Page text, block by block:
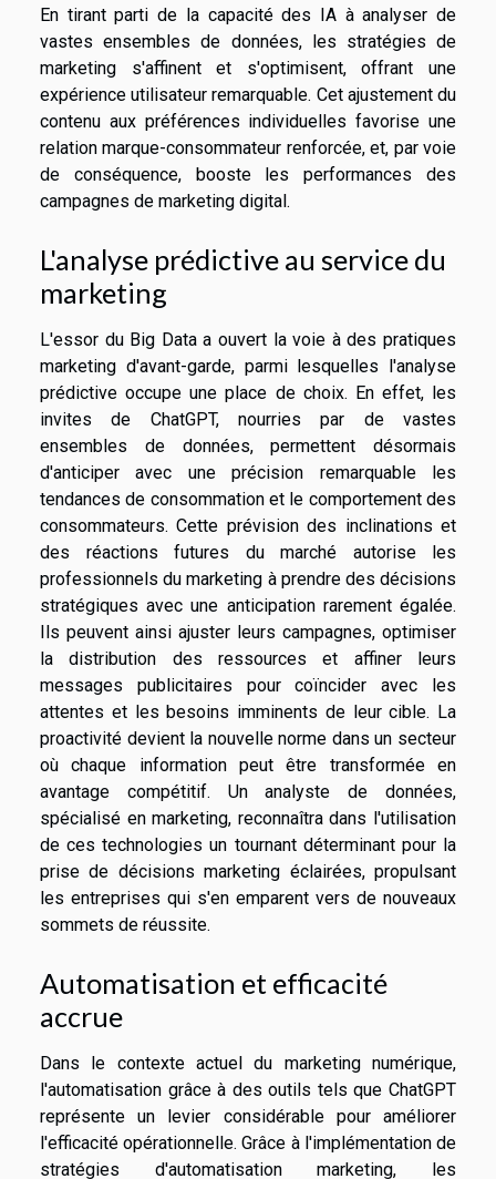
En tirant parti de la capacité des IA à analyser de
vastes ensembles de données, les stratégies de
marketing s'affinent et s'optimisent, offrant une
expérience utilisateur remarquable. Cet ajustement du
contenu aux préférences individuelles favorise une
relation marque-consommateur renforcée, et, par voie
de conséquence, booste les performances des
campagnes de marketing digital.
L'analyse prédictive au service du
marketing
L'essor du Big Data a ouvert la voie à des pratiques
marketing d'avant-garde, parmi lesquelles l'analyse
prédictive occupe une place de choix. En effet, les
invites de ChatGPT, nourries par de vastes
ensembles de données, permettent désormais
d'anticiper avec une précision remarquable les
tendances de consommation et le comportement des
consommateurs. Cette prévision des inclinations et
des réactions futures du marché autorise les
professionnels du marketing à prendre des décisions
stratégiques avec une anticipation rarement égalée.
Ils peuvent ainsi ajuster leurs campagnes, optimiser
la distribution des ressources et affiner leurs
messages publicitaires pour coïncider avec les
attentes et les besoins imminents de leur cible. La
proactivité devient la nouvelle norme dans un secteur
où chaque information peut être transformée en
avantage compétitif. Un analyste de données,
spécialisé en marketing, reconnaîtra dans l'utilisation
de ces technologies un tournant déterminant pour la
prise de décisions marketing éclairées, propulsant
les entreprises qui s'en emparent vers de nouveaux
sommets de réussite.
Automatisation et efficacité
accrue
Dans le contexte actuel du marketing numérique,
l'automatisation grâce à des outils tels que ChatGPT
représente un levier considérable pour améliorer
l'efficacité opérationnelle. Grâce à l'implémentation de
stratégies d'automatisation marketing, les